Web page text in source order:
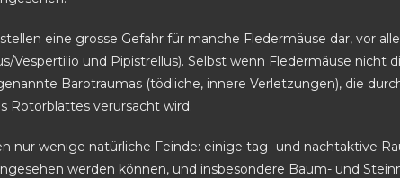
eine grosse Gefahr für manche Fledermäuse dar, vor
Vespertilio und Pipistrellus). Selbst wenn Fledermäuse
Barotraumas (tödliche, innere Verletzungen), die
Rotorblattes verursacht wird.
nur wenige natürliche Feinde: einige tag- und nachtaktive
werden können, und insbesondere Baum- und